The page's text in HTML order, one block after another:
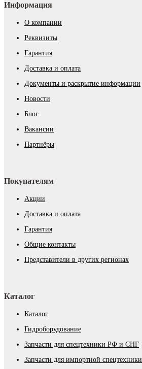
Информация
О компании
Реквизиты
Гарантия
Доставка и оплата
Документы и раскрытие информации
Новости
Блог
Вакансии
Партнёры
Покупателям
Акции
Доставка и оплата
Гарантия
Общие контакты
Представители в других регионах
Каталог
Каталог
Гидроборудование
Запчасти для спецтехники РФ и СНГ
Запчасти для импортной спецтехники